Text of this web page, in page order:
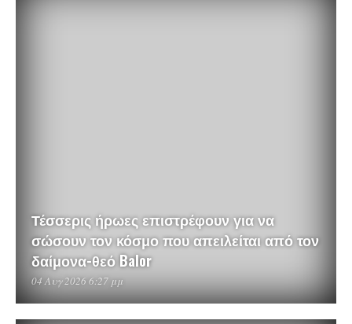
Τέσσερις ήρωες επιστρέφουν για να
σώσουν τον κόσμο που απειλείται από τον
δαίμονα-θεό Balor
04 Αυγ 2026 6:27 μμ